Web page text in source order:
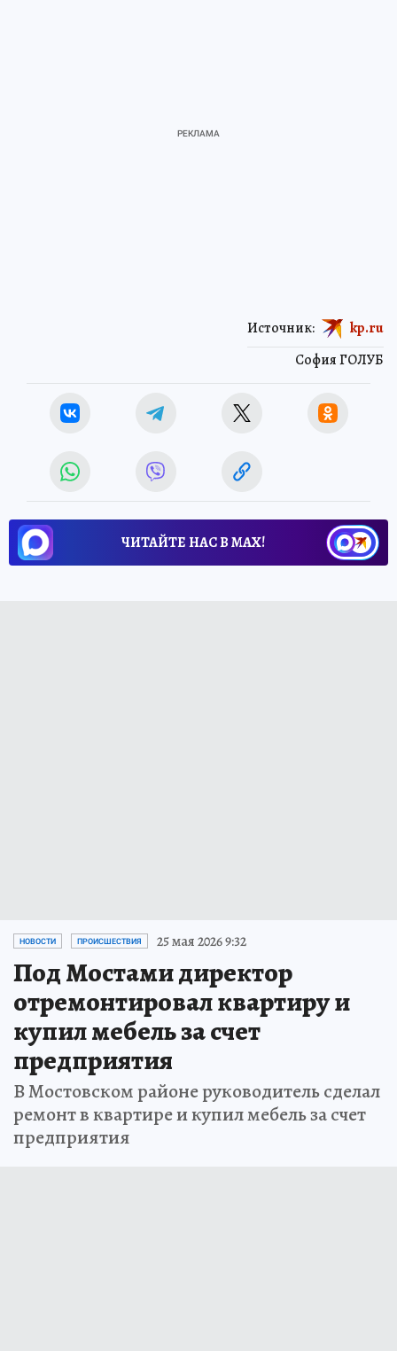
София ГОЛУБ
Источник: kp.ru
ЧИТАЙТЕ НАС В МАХ!
НОВОСТИ ПРОИСШЕСТВИЯ 25 мая 2026 9:32
Под Мостами директор
отремонтировал квартиру и
купил мебель за счет
предприятия
В Мостовском районе руководитель сделал
ремонт в квартире и купил мебель за счет
предприятия